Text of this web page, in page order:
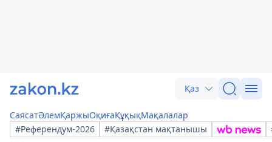
Қаз
СаясатӘлемҚаржыОқиғаҚұқықМақалалар
#Референдум-2026
#Қазақстан мақтанышы